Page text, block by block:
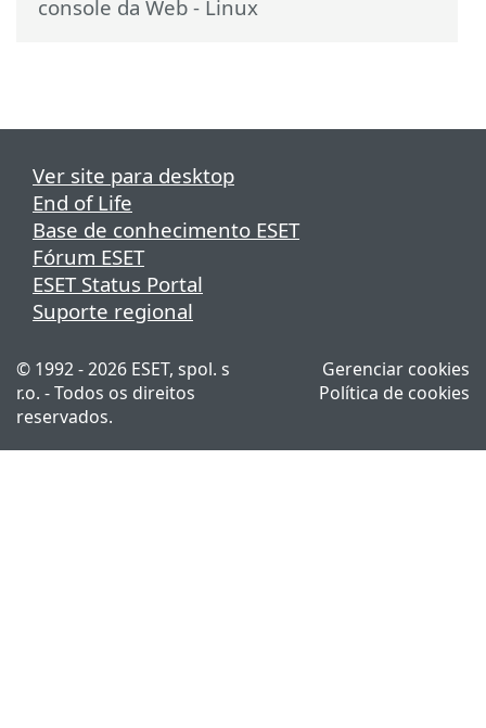
console da Web - Linux
Ver site para desktop
End of Life
Base de conhecimento ESET
Fórum ESET
ESET Status Portal
Suporte regional
© 1992 - 2026 ESET, spol. s
r.o. - Todos os direitos
reservados.
Gerenciar cookies
Política de cookies